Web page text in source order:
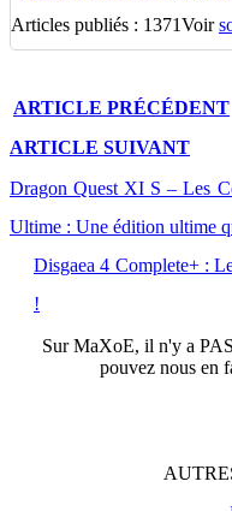
Articles publiés : 1371Voir
ARTICLE PRÉCÉDENT
ARTICLE SUIVANT
Dragon Quest XI S – Les
Ultime : Une édition ultime
Disgaea 4 Complete+ :
!
SurMaXoE, il n'y a
pouvez nous en